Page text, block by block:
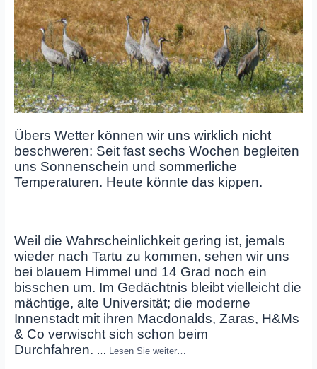
Übers Wetter können wir uns wirklich nicht
beschweren: Seit fast sechs Wochen begleiten
uns Sonnenschein und sommerliche
Temperaturen. Heute könnte das kippen.
Weil die Wahrscheinlichkeit gering ist, jemals
wieder nach Tartu zu kommen, sehen wir uns
bei blauem Himmel und 14 Grad noch ein
bisschen um. Im Gedächtnis bleibt vielleicht die
mächtige, alte Universität; die moderne
Innenstadt mit ihren Macdonalds, Zaras, H&Ms
& Co verwischt sich schon beim
Durchfahren.
Lesen Sie weiter…